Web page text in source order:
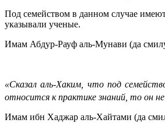
Под семейством в данном случае
указывали ученые.
Имам Абдур-Рауф аль-Мунави (да
«Сказал аль-Хаким, что под
относится к практике знаний, то он
Имам ибн Хаджар аль-Хайтами (да